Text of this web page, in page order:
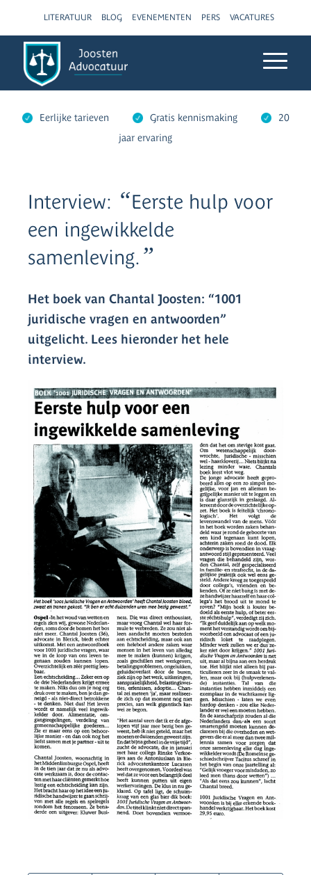
LITERATUUR BLOG EVENEMENTEN PERS VACATURES
Eerlijke tarieven Gratis kennismaking
20
jaar ervaring
Interview: “Eerste hulp voor
een ingewikkelde
samenleving. ”
Het boek van Chantal Joosten: “1001
juridische vragen en antwoorden”
uitgelicht. Lees hieronder het hele
interview.